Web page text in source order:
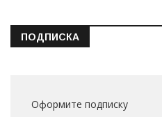
ПОДПИСКА
Оформите подписку